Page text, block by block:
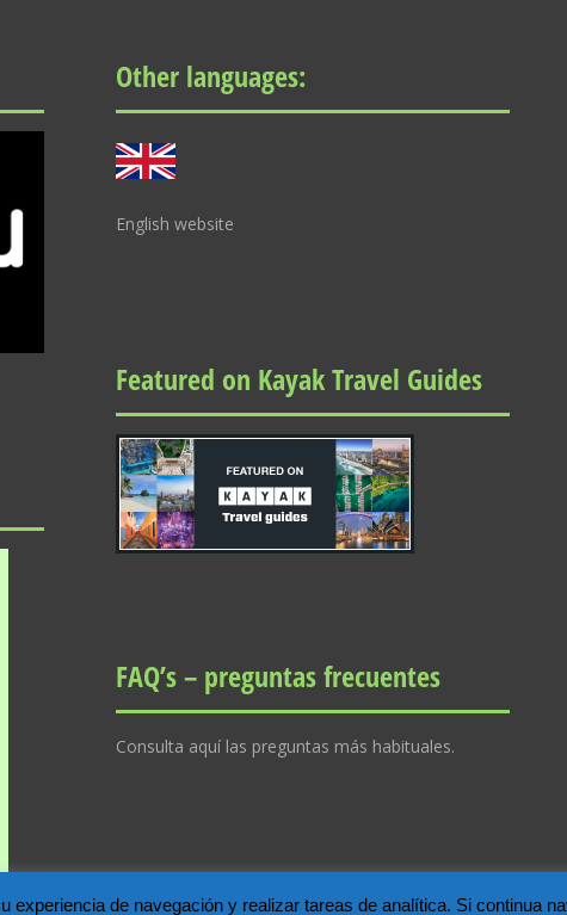
Other languages:
English website
Featured on Kayak Travel Guides
FAQ’s – preguntas frecuentes
Consulta aquí las preguntas más habituales.
de navegación y realizar tareas de analítica. Si continua